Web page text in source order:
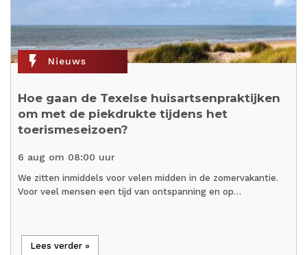
flash_on Nieuws
Hoe gaan de Texelse huisartsenpraktijken
om met de piekdrukte tijdens het
toerismeseizoen?
6 aug om 08:00 uur
We zitten inmiddels voor velen midden in de zomervakantie.
Voor veel mensen een tijd van ontspanning en op…
Lees verder »